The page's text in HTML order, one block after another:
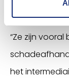
blij
“Ze zijn vooral
het